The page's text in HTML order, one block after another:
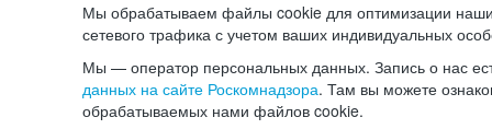
Мы обрабатываем файлы cookie для оптимизации
сетевого трафика с учетом ваших индивидуальных
Мы — оператор персональных данных. Запись о нас
данных на сайте Роскомнадзора. Там вы можете
обрабатываемых нами файлов cookie.